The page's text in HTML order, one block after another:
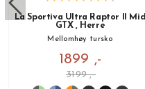
La Sportiva Ultra Raptor II Mid
GTX , Herre
Mellomhøy tursko
1899 ,-
3199 ,-